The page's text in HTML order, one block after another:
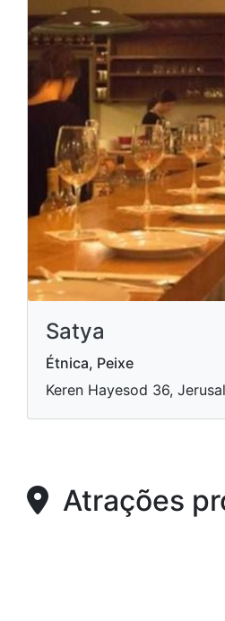
Satya
Étnica, Peixe
Keren Hayesod 36,
Atrações